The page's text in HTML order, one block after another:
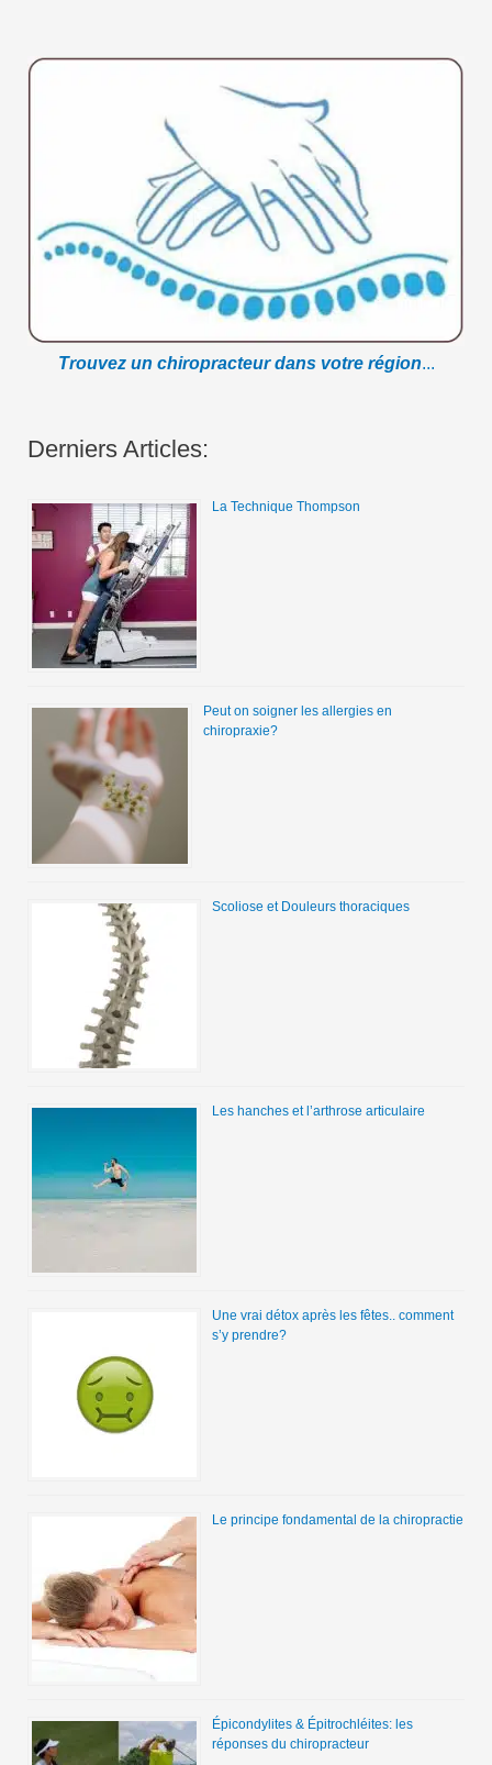
Trouvez un chiropracteur dans votre région...
Derniers Articles:
La Technique Thompson
Peut on soigner les allergies en
chiropraxie?
Scoliose et Douleurs thoraciques
Les hanches et l’arthrose articulaire
Une vrai détox après les fêtes.. comment
s’y prendre?
Le principe fondamental de la chiropractie
Épicondylites & Épitrochléites: les
réponses du chiropracteur